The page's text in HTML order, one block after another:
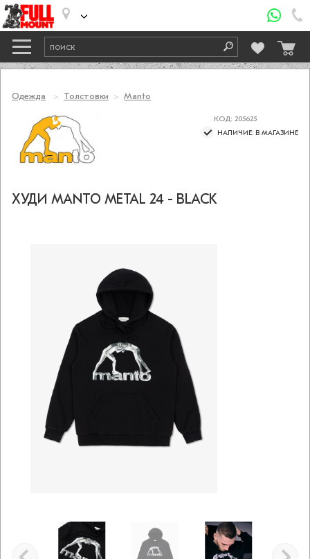
Одежда Толстовки Manto
КОД: 205625
НАЛИЧИЕ: В МАГАЗИНЕ
ХУДИ MANTO METAL 24 - BLACK